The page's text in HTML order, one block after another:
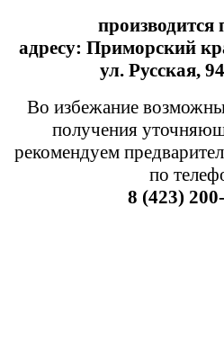
производится
адресу: Приморский
ул. Русская,
Во избежание
получения
рекомендуем
по
8 (423)